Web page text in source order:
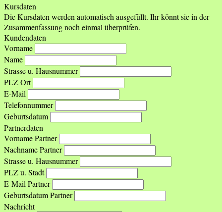
Kursdaten
Die Kursdaten werden automatisch ausgefüllt. Ihr könnt sie in der
Zusammenfassung noch einmal überprüfen.
Kundendaten
Vorname
Name
Strasse u. Hausnummer
PLZ Ort
E-Mail
Telefonnummer
Geburtsdatum
Partnerdaten
Vorname Partner
Nachname Partner
Strasse u. Hausnummer
PLZ u. Stadt
E-Mail Partner
Geburtsdatum Partner
Nachricht